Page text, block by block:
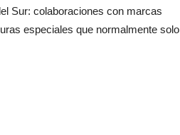
Sur: colaboraciones con marcas
especiales que normalmente solo